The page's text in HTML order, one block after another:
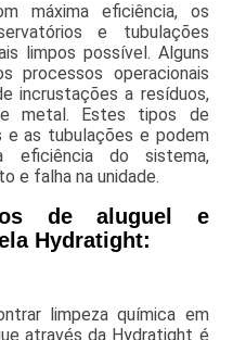
máxima eficiência, os
e tubulações
limpos possível. Alguns
processos operacionais
incrustações a resíduos,
metal. Estes tipos de
e as tubulações e podem
eficiência do sistema,
e falha na unidade.
de aluguel e
Hydratight:
limpeza química em
através da Hydratight é